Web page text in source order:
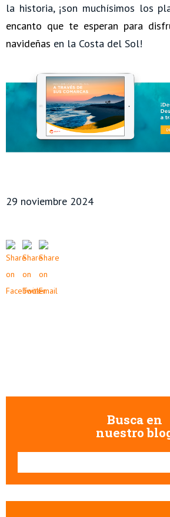
la historia, ¡son muchísimos los
encanto que te esperan para
navideñas en la Costa del Sol!
29 noviembre 2024
Busca en
nuestro
Esto es un campo de búsqueda con una